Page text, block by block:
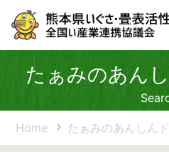
たぁみのあん
Home たぁみのあんしん